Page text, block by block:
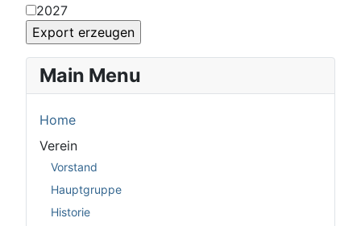
2027
Main Menu
Home
Verein
Vorstand
Hauptgruppe
Historie